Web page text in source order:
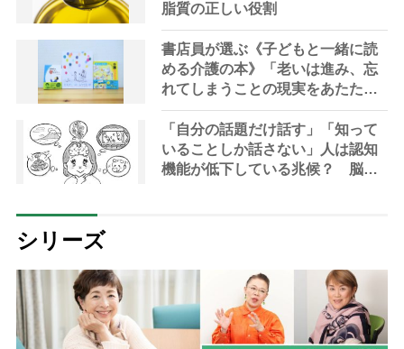
脂質の正しい役割
書店員が選ぶ《子どもと一緒に読
める介護の本》「老いは進み、忘
れてしまうことの現実をあたたか
く描く」名著3選
「自分の話題だけ話す」「知って
いることしか話さない」人は認知
機能が低下している兆候？ 脳の
シリーズ